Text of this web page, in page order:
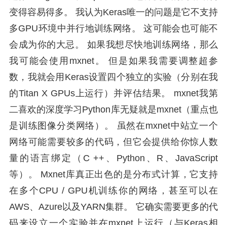
变得容易得多。 我认为Keras唯一的问题是它不支持
多GPU环境中并行地训练网络。 这可能会也可能不
会成为你的大忌。 如果我想尽快地训练网络，那么
我可能会使用mxnet。 但是如果我需要调整超参
数，我就会用Keras设置四个独立的实验（分别在我
的Titan X GPUs上运行）并评估结果。 mxnet我第
二喜欢的深度学习Python库无疑就是mxnet（重点也
是训练图像分类网络）。 虽然在mxnet中站立一个
网络可能需要较多的代码，但它会提供给你惊人数
量的语言绑定（C ++、Python、R、JavaScript
等）。 Mxnet库真正出色的是分布式计算，它支持
在多个CPU / GPU机训练你的网络，甚至可以在
AWS、Azure以及YARN集群。 它确实需要更多的代
码来设立一个实验并在mxnet上运行（与Keras相